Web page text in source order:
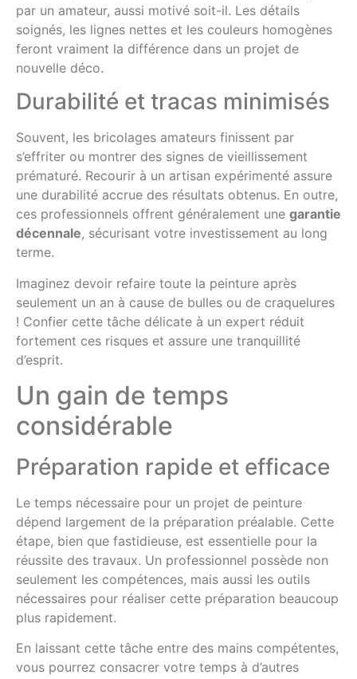
par un amateur, aussi motivé soit-il. Les détails
soignés, les lignes nettes et les couleurs homogènes
feront vraiment la différence dans un projet de
nouvelle déco.
Durabilité et tracas minimisés
Souvent, les bricolages amateurs finissent par
s’effriter ou montrer des signes de vieillissement
prématuré. Recourir à un artisan expérimenté assure
une durabilité accrue des résultats obtenus. En outre,
ces professionnels offrent généralement une garantie
décennale, sécurisant votre investissement au long
terme.
Imaginez devoir refaire toute la peinture après
seulement un an à cause de bulles ou de craquelures
! Confier cette tâche délicate à un expert réduit
fortement ces risques et assure une tranquillité
d’esprit.
Un gain de temps
considérable
Préparation rapide et efficace
Le temps nécessaire pour un projet de peinture
dépend largement de la préparation préalable. Cette
étape, bien que fastidieuse, est essentielle pour la
réussite des travaux. Un professionnel possède non
seulement les compétences, mais aussi les outils
nécessaires pour réaliser cette préparation beaucoup
plus rapidement.
En laissant cette tâche entre des mains compétentes,
vous pourrez consacrer votre temps à d’autres